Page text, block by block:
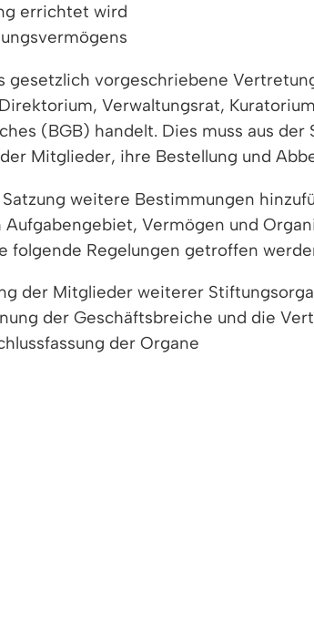
errichtet wird
gesetzlich vorgeschriebene
Verwaltungsrat,
(BGB) handelt. Dies muss aus
Mitglieder, ihre Bestellung und
weitere Bestimmungen
Vermögen und
folgende Regelungen getroffen
der Mitglieder weiterer
der Geschäftsbreiche und die
der Organe